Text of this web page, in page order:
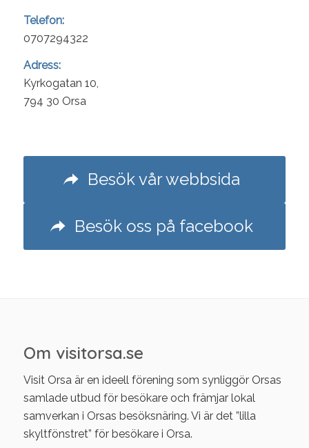
Telefon:
0707294322
Adress:
Kyrkogatan 10,
794 30 Orsa
Besök vår webbsida
Besök oss på facebook
Om visitorsa.se
Visit Orsa är en ideell förening som synliggör Orsas
samlade utbud för besökare och främjar lokal
samverkan i Orsas besöksnäring. Vi är det ”lilla
skyltfönstret” för besökare i Orsa.